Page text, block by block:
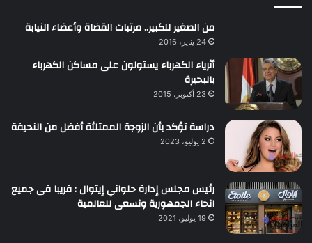
من الصغير للكبير.. مرتبات القضاة وأعضاء النيابة
24 يناير، 2016
أثرياء الكهرباء يستولون على مساكن الكهرباء
بالبحيرة
23 أكتوبر، 2015
دراسة تؤكد بأن الزوجة الممتلئة أفضل من النحيفة
2 يوليو، 2023
رئيس مجلس إدارة حلواني إيتوال : قريبا فى جميع
انحاء الجمهورية ونسعى للعالمية
19 يوليو، 2021